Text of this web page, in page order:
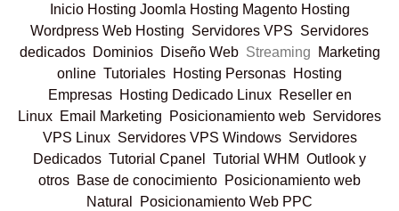
Inicio Hosting Joomla Hosting Magento Hosting
Wordpress Web Hosting Servidores VPS Servidores
dedicados
Dominios Diseño WebStreaming
Marketing
online Tutoriales Hosting Personas Hosting
Empresas
Hosting Dedicado Linux
Reseller en
Linux Email Marketing Posicionamiento web Servidores
VPS Linux Servidores VPS Windows Servidores
Dedicados Tutorial Cpanel Tutorial WHM Outlook y
otros Base de conocimiento Posicionamiento web
Natural
Posicionamiento Web PPC